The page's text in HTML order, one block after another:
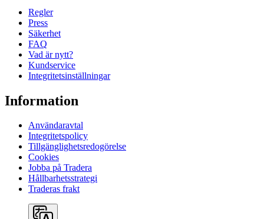
Regler
Press
Säkerhet
FAQ
Vad är nytt?
Kundservice
Integritetsinställningar
Information
Användaravtal
Integritetspolicy
Tillgänglighetsredogörelse
Cookies
Jobba på Tradera
Hållbarhetsstrategi
Traderas frakt